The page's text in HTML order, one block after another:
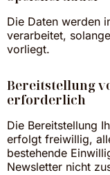
Die Daten werden
verarbeitet,
vorliegt.
Bereitstellung
erforderlich
Die Bereitstellung
erfolgt freiwillig,
bestehende
Newsletter nicht